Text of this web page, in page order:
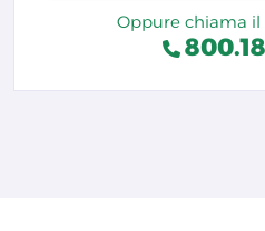
Oppure chiama